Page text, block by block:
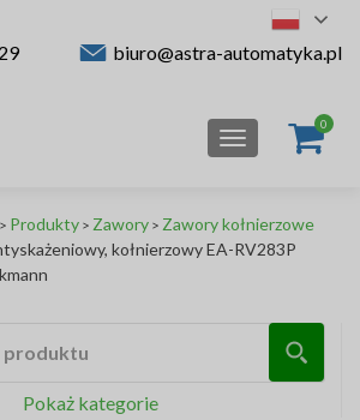
biuro@astra-automatyka.pl
TOGGLE
> Produkty > Zawory > Zawory kołnierzowe
kołnierzowy EA-RV283P
Pokaż kategorie